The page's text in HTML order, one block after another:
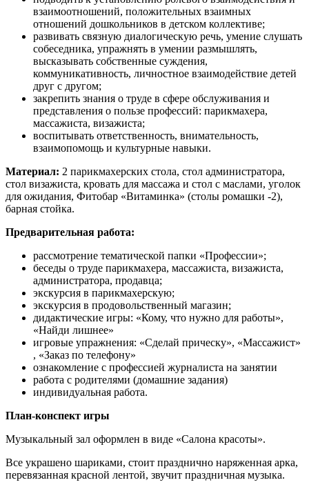
взаимоотношений, положительных взаимных
отношений дошкольников в детском коллективе;
развивать связную диалогическую речь, умение слушать
собеседника, упражнять в умении размышлять,
высказывать собственные суждения,
коммуникативность, личностное взаимодействие детей
друг с другом;
закрепить знания о труде в сфере обслуживания и
представления о пользе профессий: парикмахера,
массажиста, визажиста;
воспитывать ответственность, внимательность,
взаимопомощь и культурные навыки.
Материал: 2 парикмахерских стола, стол администратора,
стол визажиста, кровать для массажа и стол с маслами, уголок
для ожидания, Фитобар «Витаминка» (столы ромашки -2),
барная стойка.
Предварительная работа:
рассмотрение тематической папки «Профессии»;
беседы о труде парикмахера, массажиста, визажиста,
администратора, продавца;
экскурсия в парикмахерскую;
экскурсия в продовольственный магазин;
дидактические игры: «Кому, что нужно для работы»,
«Найди лишнее»
игровые упражнения: «Сделай прическу», «Массажист»
, «Заказ по телефону»
ознакомление с профессией журналиста на занятии
работа с родителями (домашние задания)
индивидуальная работа.
План-конспект игры
Музыкальный зал оформлен в виде «Салона красоты».
Все украшено шариками, стоит празднично наряженная арка,
перевязанная красной лентой, звучит праздничная музыка.